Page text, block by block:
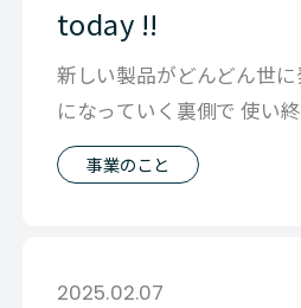
today !!
新しい製品がどんどん世
になっていく裏側で 使い
後を追っていくと 巡り巡っ
事業のこと
2025.02.07